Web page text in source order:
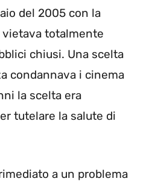
del 2005 con la
vietava totalmente
chiusi. Una scelta
condannava i cinema
la scelta era
tutelare la salute di
a un problema